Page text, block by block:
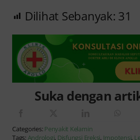
Dilihat Sebanyak: 31
Suka dengan
Categories: Penyakit Kelamin
Tags: Andrologi, Disfungsi Ereksi, Impotensi,